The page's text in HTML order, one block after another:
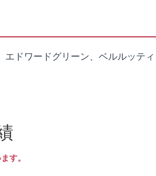
ドワードグリーン、ベルルッテ
す。